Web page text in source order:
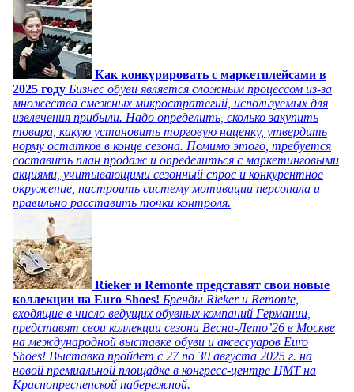
Как конкурировать с маркетплейсами в
2025 году Бизнес обуви является сложным процессом из-за
множества смежных микростратегий, используемых для
извлечения прибыли. Надо определить, сколько закупить
товара, какую установить торговую наценку, утвердить
норму остатков в конце сезона. Помимо этого, требуется
составить план продаж и определиться с маркетинговыми
акциями, учитывающими сезонный спрос и конкурентное
окружение, настроить систему мотивации персонала и
правильно расставить точки контроля.
Rieker и Remonte представят свои новые
коллекции на Euro Shoes! Бренды Rieker и Remonte,
входящие в число ведущих обувных компаний Германии,
представят свои коллекции сезона Весна-Лето’26 в Москве
на международной выставке обуви и аксессуаров Euro
Shoes! Выставка пройдет c 27 по 30 августа 2025 г. на
новой премиальной площадке в конгресс-центре ЦМТ на
Краснопресненской набережной.